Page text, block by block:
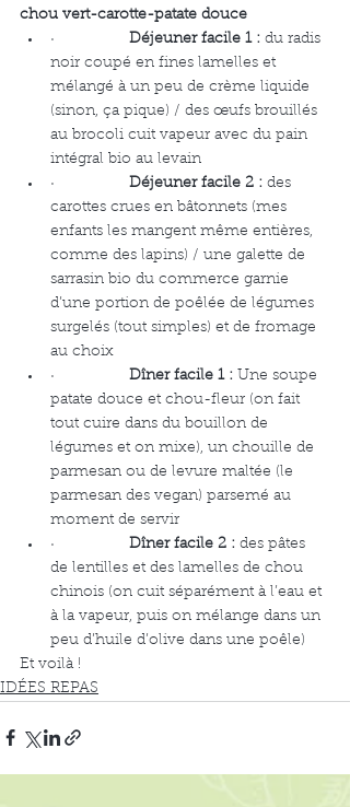
chou vert-carotte-patate douce
· Déjeuner facile 1 : du radis
noir coupé en fines lamelles et
mélangé à un peu de crème liquide
(sinon, ça pique) / des œufs brouillés
au brocoli cuit vapeur avec du pain
intégral bio au levain
· Déjeuner facile 2 : des
carottes crues en bâtonnets (mes
enfants les mangent même entières,
comme des lapins) / une galette de
sarrasin bio du commerce garnie
d’une portion de poêlée de légumes
surgelés (tout simples) et de fromage
au choix
· Dîner facile 1 : Une soupe
patate douce et chou-fleur (on fait
tout cuire dans du bouillon de
légumes et on mixe), un chouille de
parmesan ou de levure maltée (le
parmesan des vegan) parsemé au
moment de servir
· Dîner facile 2 : des pâtes
de lentilles et des lamelles de chou
chinois (on cuit séparément à l’eau et
à la vapeur, puis on mélange dans un
peu d’huile d’olive dans une poêle)
Et voilà !
IDÉES REPAS